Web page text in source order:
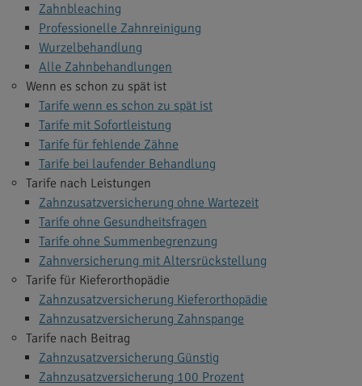
Zahnbleaching
Professionelle Zahnreinigung
Wurzelbehandlung
Alle Zahnbehandlungen
Wenn es schon zu spät ist
Tarife wenn es schon zu spät ist
Tarife mit Sofortleistung
Tarife für fehlende Zähne
Tarife bei laufender Behandlung
Tarife nach Leistungen
Zahnzusatzversicherung ohne Wartezeit
Tarife ohne Gesundheitsfragen
Tarife ohne Summenbegrenzung
Zahnversicherung mit Altersrückstellung
Tarife für Kieferorthopädie
Zahnzusatzversicherung Kieferorthopädie
Zahnzusatzversicherung Zahnspange
Tarife nach Beitrag
Zahnzusatzversicherung Günstig
Zahnzusatzversicherung 100 Prozent